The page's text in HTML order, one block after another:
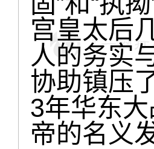
宫皇太后
人的务实
协助镇压
3年华东
帝的名义